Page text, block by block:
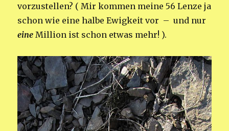
vorzustellen? ( Mir kommen meine 56 Lenze ja
schon wie eine halbe Ewigkeit vor – und nur
eine Million ist schon etwas mehr! ).